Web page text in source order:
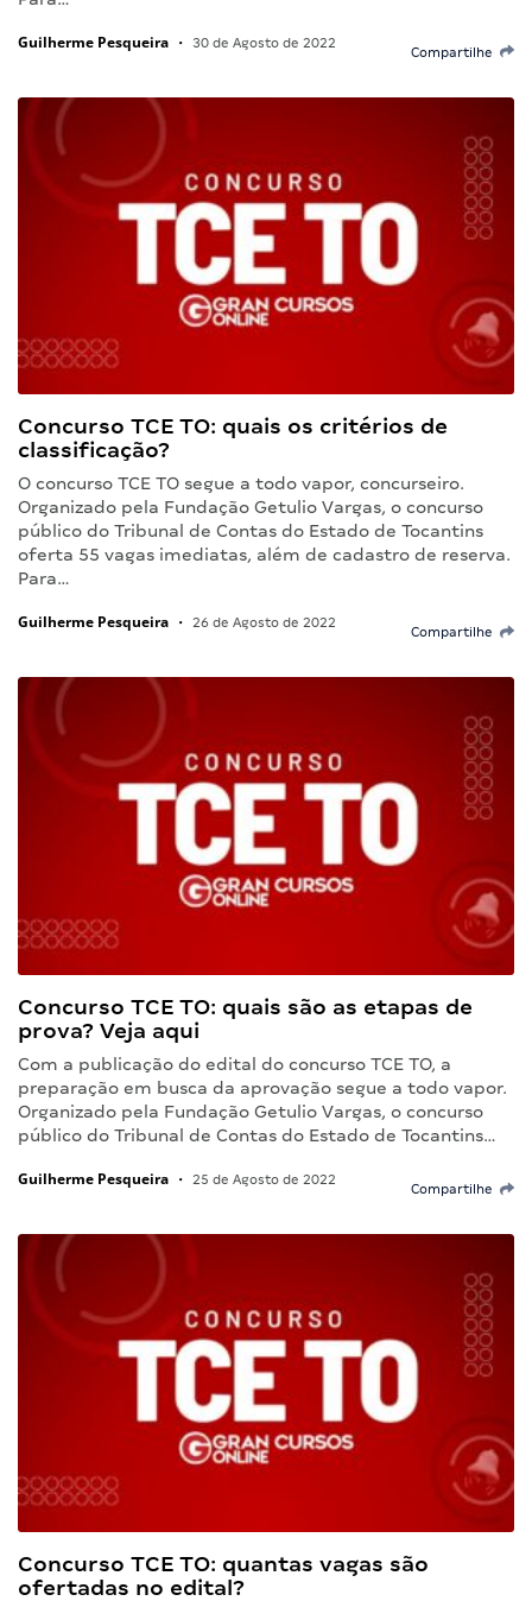
Guilherme Pesqueira • 30 de Agosto de 2022
Compartilhe
Concurso TCE TO: quais os critérios de
classificação?
O concurso TCE TO segue a todo vapor, concurseiro.
Organizado pela Fundação Getulio Vargas, o concurso
público do Tribunal de Contas do Estado de Tocantins
oferta 55 vagas imediatas, além de cadastro de reserva.
Para…
Guilherme Pesqueira • 26 de Agosto de 2022
Compartilhe
Concurso TCE TO: quais são as etapas de
prova? Veja aqui
Com a publicação do edital do concurso TCE TO, a
preparação em busca da aprovação segue a todo vapor.
Organizado pela Fundação Getulio Vargas, o concurso
público do Tribunal de Contas do Estado de Tocantins…
Guilherme Pesqueira • 25 de Agosto de 2022
Compartilhe
Concurso TCE TO: quantas vagas são
ofertadas no edital?